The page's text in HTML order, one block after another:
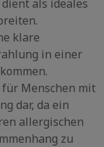
als ideales
klare
in einer
Menschen mit
dar, da ein
allergischen
zu